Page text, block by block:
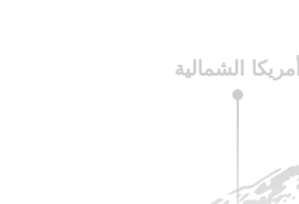
أمريكا الشمالية